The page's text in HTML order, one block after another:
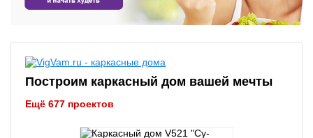
Построим каркасный дом вашей мечты
Ещё 677 проектов